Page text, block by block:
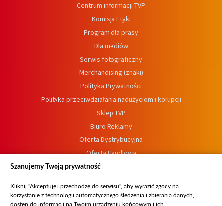
Centrum informacji TVP
Komisja Etyki
Program dla prasy
Dla mediów
Serwis fotograficzny
Merchandising (znaki)
Polityka Prywatności
Polityka przeciwdziałania nadużyciom i korupcji
Sklep TVP
Biuro Reklamy
Oferta Dystrybucyjna
Oferta Handlowa
Dostępność
Procedura zgłoszeń wewnętrznych
Szanujemy Twoją prywatność
Kliknij "Akceptuję i przechodzę do serwisu", aby wyrazić zgody na
korzystanie z technologii automatycznego śledzenia i zbierania danych,
dostęp do informacji na Twoim urządzeniu końcowym i ich